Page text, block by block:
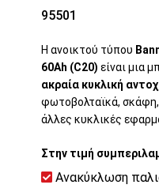
95501
Η ανοικτού τύπου
60Ah (C20)είναι μια
ακραία κυκλική
φωτοβολταϊκά,
άλλες κυκλικές
Στην τιμή
Ανακύκλωση